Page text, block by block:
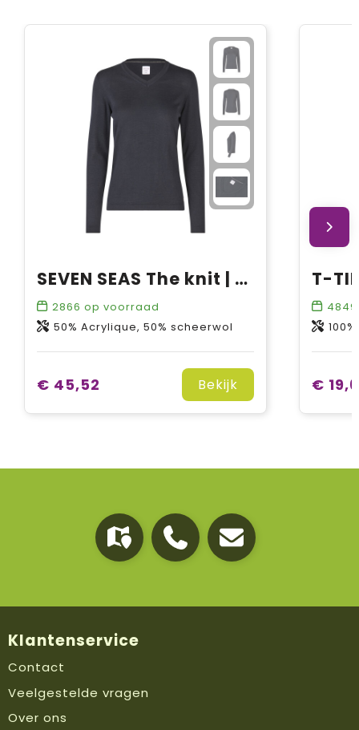
SEVEN SEAS The knit | v-neck | dames
2866 op voorraad
50% Acrylique, 50% scheerwol
€ 45,52 Bekijk
4849
€
Klantenservice
Contact
Veelgestelde vragen
Over ons